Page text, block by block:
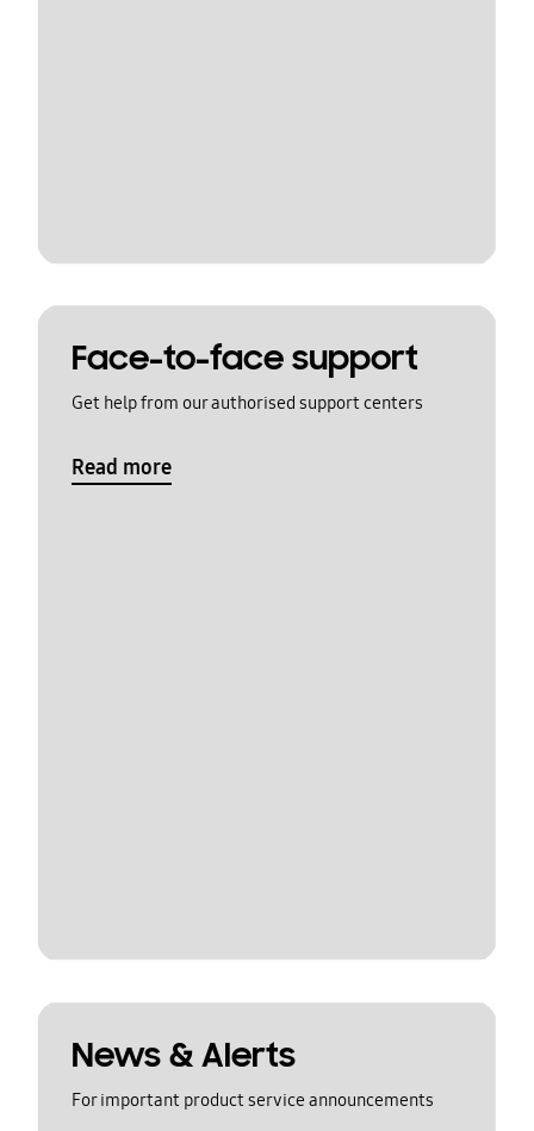
Face-to-face support
Get help from our authorised support centers
Read more
News & Alerts
For important product service announcements